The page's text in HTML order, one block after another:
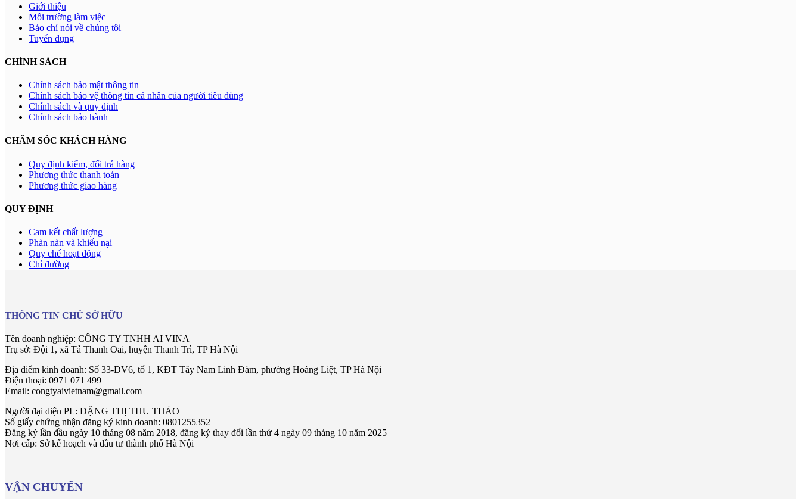
Giới thiệu
Môi trường làm việc
Báo chí nói về chúng tôi
Tuyển dụng
CHÍNH SÁCH
Chính sách bảo mật thông tin
Chính sách bảo vệ thông tin cá nhân của người tiêu dùng
Chính sách và quy định
Chính sách bảo hành
CHĂM SÓC KHÁCH HÀNG
Quy định kiểm, đổi trả hàng
Phương thức thanh toán
Phương thức giao hàng
QUY ĐỊNH
Cam kết chất lượng
Phàn nàn và khiếu nại
Quy chế hoạt động
Chỉ đường
THÔNG TIN CHỦ SỞ HỮU
Tên doanh nghiệp: CÔNG TY TNHH AI VINA
Trụ sở: Đội 1, xã Tả Thanh Oai, huyện Thanh Trì, TP Hà Nội
Địa điểm kinh doanh: Số 33-DV6, tổ 1, KĐT Tây Nam Linh Đàm, phường Hoàng Liệt, TP Hà Nội
Điện thoại: 0971 071 499
Email: congtyaivietnam@gmail.com
Người đại diện PL: ĐẶNG THỊ THU THẢO
Số giấy chứng nhận đăng ký kinh doanh: 0801255352
Đăng ký lần đầu ngày 10 tháng 08 năm 2018, đăng ký thay đổi lần thứ 4 ngày 09 tháng 10 năm 2025
Nơi cấp: Sở kế hoạch và đầu tư thành phố Hà Nội
VẬN CHUYỂN